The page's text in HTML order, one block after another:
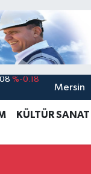
%0.32
Mersin
KÜLTÜR SANAT